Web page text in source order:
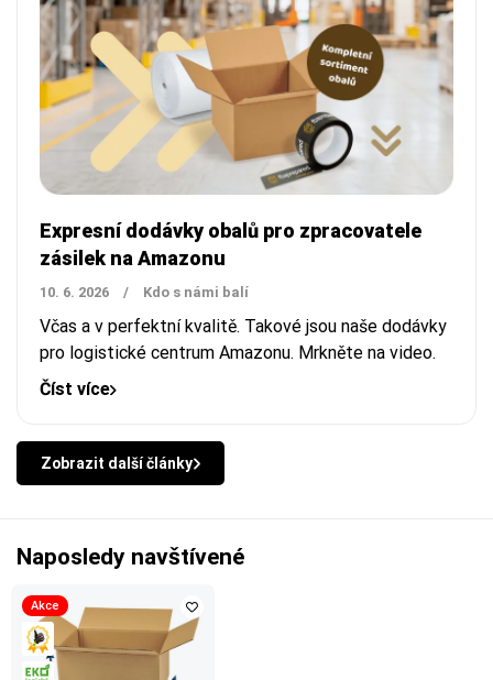
Expresní dodávky obalů pro zpracovatele
zásilek na Amazonu
10. 6. 2026 / Kdo s námi balí
Včas a v perfektní kvalitě. Takové jsou naše dodávky
pro logistické centrum Amazonu. Mrkněte na video.
Číst více
Zobrazit další články
Naposledy navštívené
Akce